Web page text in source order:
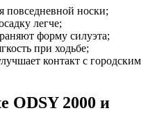
повседневной носки;
легче;
форму силуэта;
при ходьбе;
контакт с городским
ODSY 2000 и